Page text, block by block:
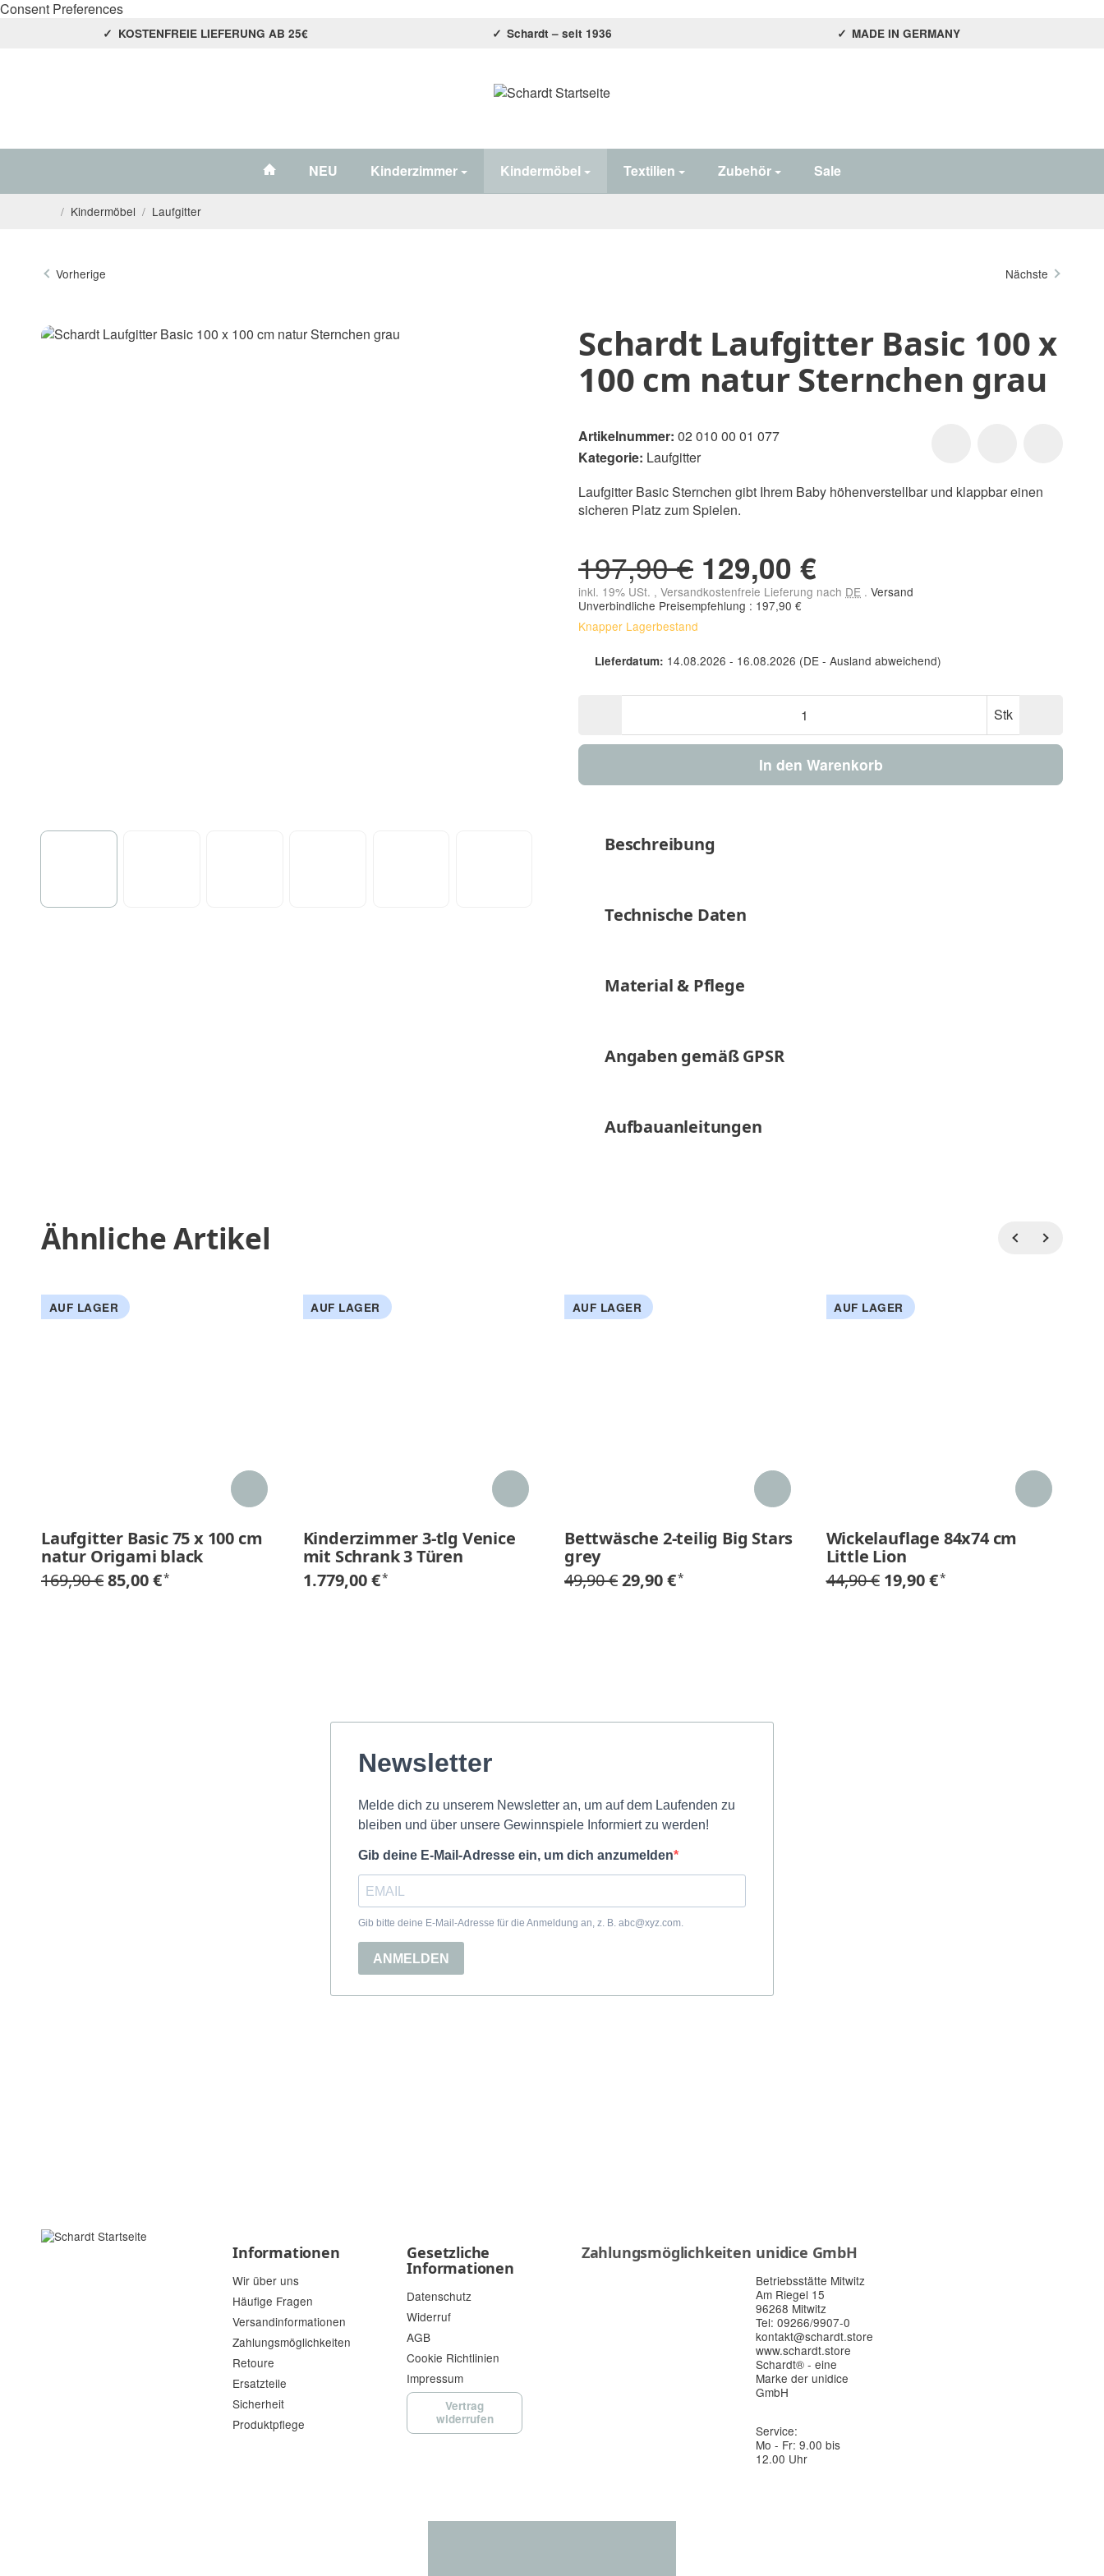
Consent Preferences
KOSTENFREIE LIEFERUNG AB 25€ Schardt – seit 1936 MADE IN GERMANY
#custom.linkHome#
NEU Kinderzimmer Kindermöbel Textilien Zubehör Sale
/ Kindermöbel / Laufgitter
Vorherige Nächste
Schardt Laufgitter Basic 100 x
100 cm natur Sternchen grau
Artikelnummer: 02 010 00 01 077
Kategorie: Laufgitter
Laufgitter Basic Sternchen gibt Ihrem Baby höhenverstellbar und klappbar einen
sicheren Platz zum Spielen.
197,90 € 129,00 €
inkl. 19% USt. , Versandkostenfreie Lieferung nach DE . Versand
Unverbindliche Preisempfehlung : 197,90 €
Knapper Lagerbestand
Lieferdatum: 14.08.2026 - 16.08.2026 (DE - Ausland abweichend)
Stk
In den Warenkorb
Beschreibung
Technische Daten
Material & Pflege
Angaben gemäß GPSR
Aufbauanleitungen
Ähnliche Artikel
AUF LAGER
Laufgitter Basic 75 x 100 cm
natur Origami black
169,90 €85,00 €*
AUF LAGER
Kinderzimmer 3-tlg Venice
mit Schrank 3 Türen
1.779,00 €*
AUF LAGER
Bettwäsche 2-teilig Big Stars
grey
49,90 €29,90 €*
AUF LAGER
Wickelauflage 84x74 cm
Little Lion
44,90 € 19,90 €*
Informationen
Wir über uns
Häufige Fragen
Versandinformationen
Zahlungsmöglichkeiten
Retoure
Ersatzteile
Sicherheit
Produktpflege
Gesetzliche
Informationen
Datenschutz
Widerruf
AGB
Cookie Richtlinien
Impressum
Vertrag
widerrufen
Zahlungsmöglichkeiten unidice GmbH
Betriebsstätte Mitwitz
Am Riegel 15
96268 Mitwitz
Tel: 09266/9907-0
kontakt@schardt.store
www.schardt.store
Schardt® - eine
Marke der unidice
GmbH
Service:
Mo - Fr: 9.00 bis
12.00 Uhr